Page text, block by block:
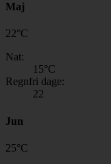
Maj
22°C
Nat:
15°C
Regnfri dage:
22
Jun
25°C